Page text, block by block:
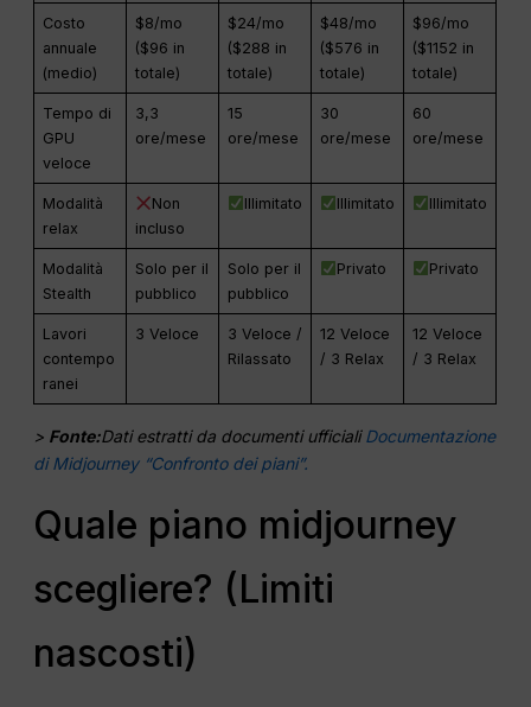
Costo
annuale
(medio)
$8/mo
($96 in
totale)
$24/mo
($288 in
totale)
$48/mo
($576 in
totale)
$96/mo
($1152 in
totale)
Tempo di
GPU
veloce
3,3
ore/mese
15
ore/mese
30
ore/mese
60
ore/mese
Modalità
relax
Non
incluso
Illimitato Illimitato Illimitato
Modalità
Stealth
Solo per il
pubblico
Solo per il
pubblico
Privato Privato
Lavori
contempo
ranei
3 Veloce
3 Veloce /
Rilassato
12 Veloce
/ 3 Relax
12 Veloce
/ 3 Relax
> Fonte:Dati estratti da documenti ufficialiDocumentazione
di Midjourney “Confronto dei piani”.
Quale piano midjourney
scegliere? (Limiti
nascosti)